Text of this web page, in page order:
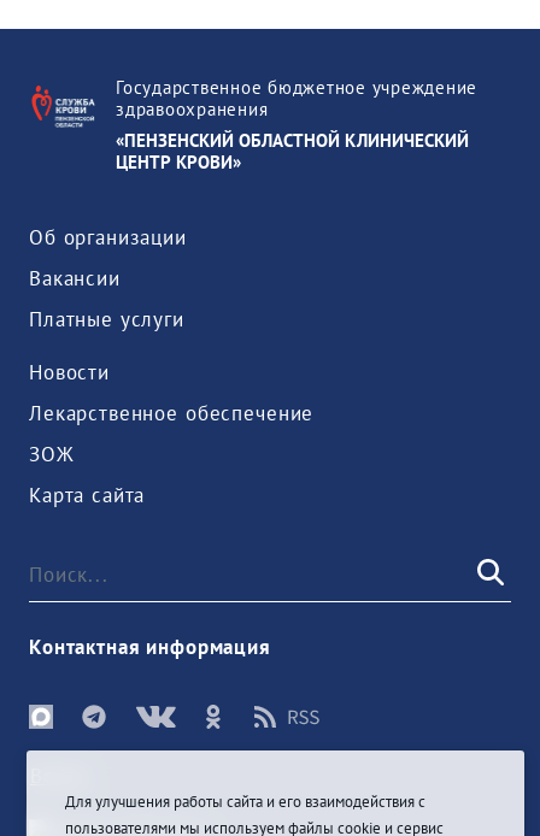
Государственное бюджетное учреждение
здравоохранения
«ПЕНЗЕНСКИЙ ОБЛАСТНОЙ КЛИНИЧЕСКИЙ
ЦЕНТР КРОВИ»
Об организации
Вакансии
Платные услуги
Новости
Лекарственное обеспечение
ЗОЖ
Карта сайта
Контактная информация
Для улучшения работы сайта и его взаимодействия с
пользователями мы используем файлы cookie и сервис